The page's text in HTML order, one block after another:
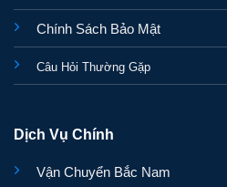
Chính Sách Bảo Mật
Câu Hỏi Thường Gặp
Dịch Vụ Chính
Vận Chuyển Bắc Nam